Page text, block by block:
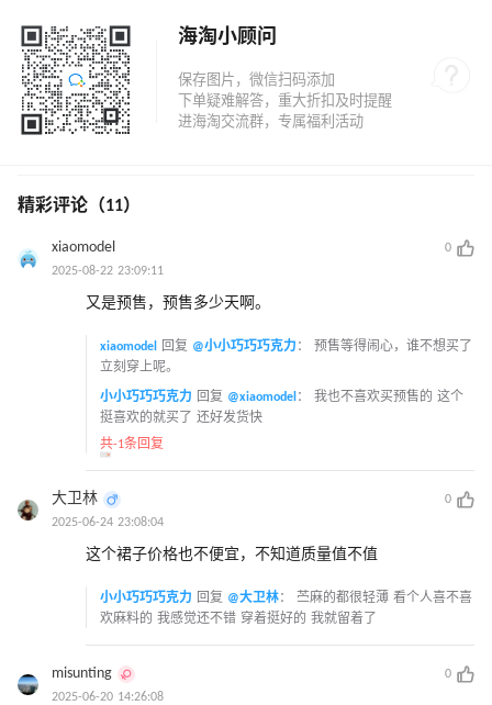
海淘小顾问
精彩评论（11）
xiaomodel
0
2025-08-22 23:09:11
又是预售，预售多少天啊。
xiaomodel 回复 @小小巧巧巧克力 ： 预售等得闹心，谁不想买了
立刻穿上呢。
小小巧巧巧克力 回复 @xiaomodel ： 我也不喜欢买预售的 这个
挺喜欢的就买了 还好发货快
共-1条回复
大卫林
0
2025-06-24 23:08:04
这个裙子价格也不便宜，不知道质量值不值
小小巧巧巧克力 回复 @大卫林： 苎麻的都很轻薄 看个人喜不喜
欢麻料的 我感觉还不错 穿着挺好的 我就留着了
misunting
0
2025-06-20 14:26:08